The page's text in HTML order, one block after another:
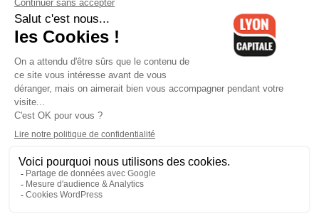
Contactez-nous-Mentions légales-CGV-Politique de
confidentialité-Gestion des cookies